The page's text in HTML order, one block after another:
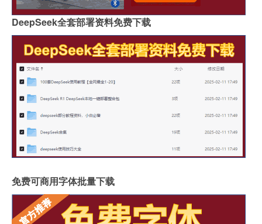
DeepSeek全套部署资料免费下载
免费可商用字体批量下载